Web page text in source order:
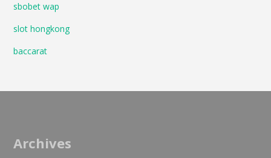
sbobet wap
slot hongkong
baccarat
Archives